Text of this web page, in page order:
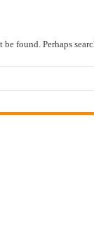
तब्बल २ लाख १६ हजार
प्राध्यापक पदांची
पदांची परीक्षा आता २८
मध्ये ३९५ पदांची भरती !
found. Perhaps